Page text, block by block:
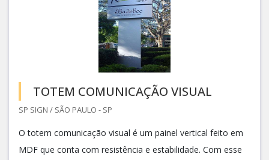
TOTEM COMUNICAÇÃO VISUAL
SP SIGN / SÃO PAULO - SP
O totem comunicação visual é um painel vertical feito em
MDF que conta com resistência e estabilidade. Com esse